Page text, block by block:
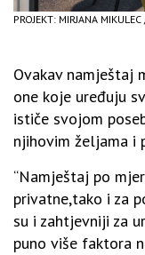
PROJEKT: MIRJANA
Ovakav namještaj
one koje uređuju
ističe svojom
njihovim željama i
“Namještaj po
privatne,tako i za
su i zahtjevniji za
puno više faktora